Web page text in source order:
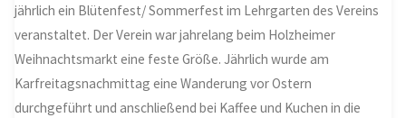
jährlich ein Blütenfest/ Sommerfest im Lehrgarten des Vereins
veranstaltet. Der Verein war jahrelang beim Holzheimer
Weihnachtsmarkt eine feste Größe. Jährlich wurde am
Karfreitagsnachmittag eine Wanderung vor Ostern
durchgeführt und anschließend bei Kaffee und Kuchen in die